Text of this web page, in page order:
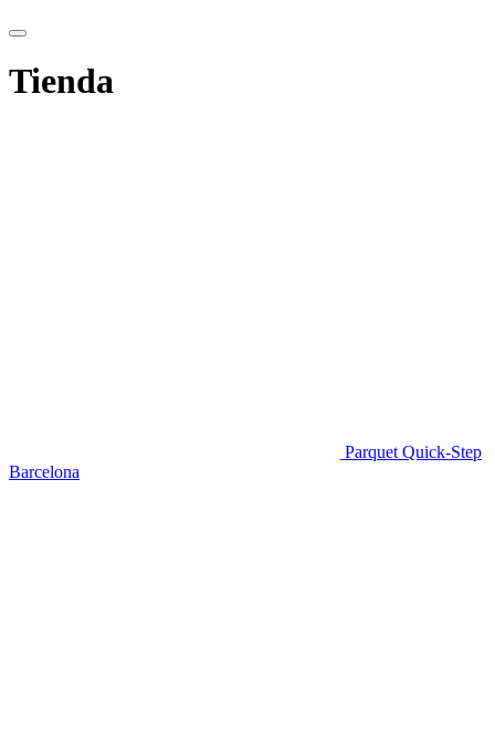
Tienda
Parquet Quick-Step
Barcelona